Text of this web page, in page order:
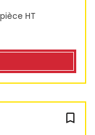
HT
bookmark_outline